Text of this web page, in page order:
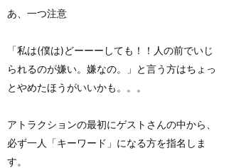
あ、一つ注意
「私は(僕は)どーーーしても！！人の前でいじ
られるのが嫌い。嫌なの。」と言う方はちょっ
とやめたほうがいいかも。。。
アトラクションの最初にゲストさんの中から、
必ず一人「キーワード」になる方を指名しま
す。